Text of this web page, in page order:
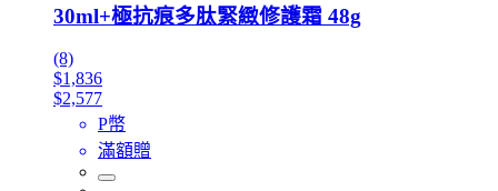
30ml+極抗痕多肽緊緻修護霜 48g
(8)
$1,836
$2,577
P幣
滿額贈